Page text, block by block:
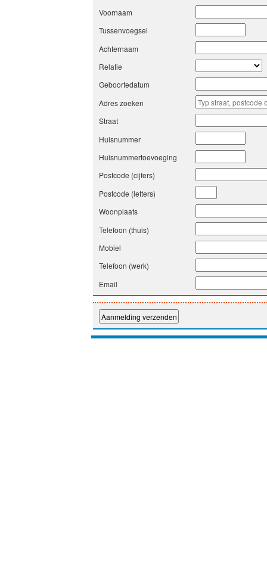
Voornaam
Tussenvoegsel
Achternaam
Relatie
Geboortedatum
Adres zoeken
Straat
Huisnummer
Huisnummertoevoeging
Postcode (cijfers)
Postcode (letters)
Woonplaats
Telefoon (thuis)
Mobiel
Telefoon (werk)
Email